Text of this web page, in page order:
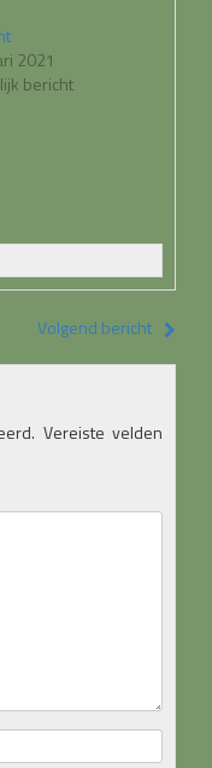
2021
bericht
Volgend bericht
Vereiste velden